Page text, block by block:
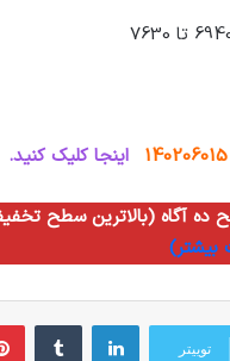
140206015 اینجا کلیک کنید.
بیشتر)
توییتر
لینکدین ‫تامبلر